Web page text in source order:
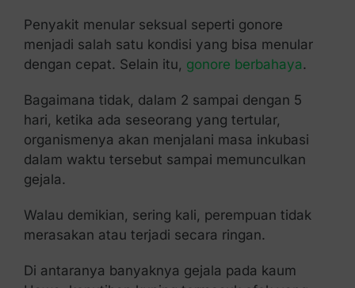
Penyakit menular seksual seperti gonore
menjadi salah satu kondisi yang bisa menular
dengan cepat. Selain itu, gonore berbahaya.
Bagaimana tidak, dalam 2 sampai dengan 5
hari, ketika ada seseorang yang tertular,
organismenya akan menjalani masa inkubasi
dalam waktu tersebut sampai memunculkan
gejala.
Walau demikian, sering kali, perempuan tidak
merasakan atau terjadi secara ringan.
Di antaranya banyaknya gejala pada kaum